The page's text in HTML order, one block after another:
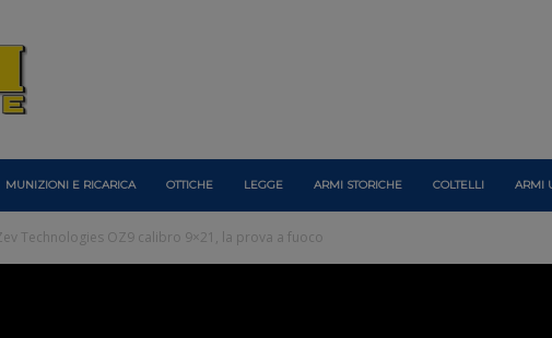
MUNIZIONI E RICARICA OTTICHE LEGGE ARMI STORICHE COLTELLI ARMI
Technologies OZ9 calibro 9×21, la prova a fuoco